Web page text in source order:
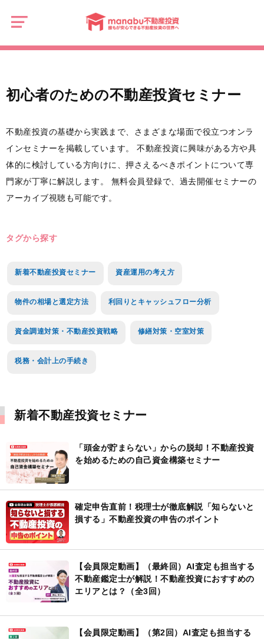
初心者のための不動産投資セミナー
初心者のための不動産投資セミナー
不動産投資の基礎から実践まで、さまざまな場面で役立つオンラ
インセミナーを掲載しています。 不動産投資に興味がある方や具
体的に検討している方向けに、押さえるべきポイントについて専
門家が丁寧に解説します。 無料会員登録で、過去開催セミナーの
アーカイブ視聴も可能です。
タグから探す
新着不動産投資セミナー 資産運用の考え方
物件の相場と選定方法 利回りとキャッシュフロー分析
資金調達対策・不動産投資戦略 修繕対策・空室対策
税務・会計上の手続き
新着不動産投資セミナー
「頭金が貯まらない」からの脱却！不動産投資
を始めるための自己資金構築セミナー
確定申告直前！税理士が徹底解説「知らないと
損する」不動産投資の申告のポイント
【会員限定動画】（最終回）AI査定も担当する
不動産鑑定士が解説！不動産投資におすすめの
エリアとは？（全3回）
【会員限定動画】（第2回）AI査定も担当する